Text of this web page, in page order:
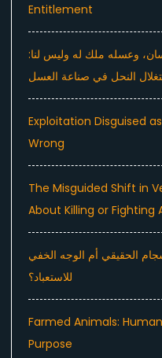
Entitlement
وعسله ملك له وليس لنا:
النحل في صناعة العسل
Exploitation Disguised
Wrong
The Misguided Shift in
About Killing or Fighting
الحقيقي أم الوجه الخفي
للاستعباد؟
Farmed Animals:
Purpose